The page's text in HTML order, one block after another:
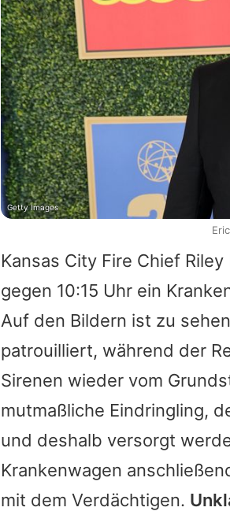
Kansas City Fire Chief
gegen 10:15 Uhr ein
Auf den Bildern ist zu
patrouilliert, während der
Sirenen wieder vom
mutmaßliche Eindringling,
und deshalb versorgt
Krankenwagen
mit dem Verdächtigen.
Getty Images